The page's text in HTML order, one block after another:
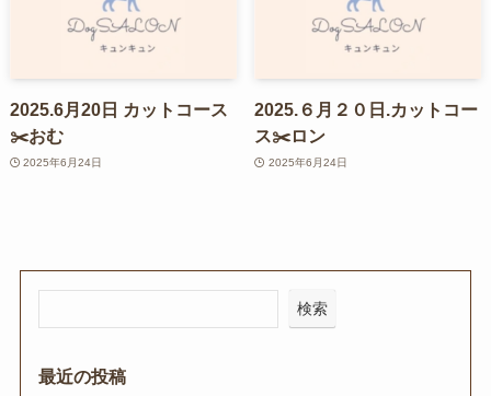
2025.6月20日 カットコース
✂️おむ
2025年6月24日
2025.６月２０日.カットコー
ス✂️ロン
2025年6月24日
検索
最近の投稿